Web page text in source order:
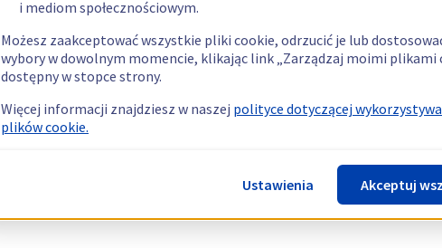
i mediom społecznościowym.
Możesz zaakceptować wszystkie pliki cookie, odrzucić je lub
wybory w dowolnym momencie, klikając link „Zarządzaj moimi plikami
dostępny w stopce strony.
Więcej informacji znajdziesz w naszej polityce dotyczącej
plików cookie.
Ustawienia Akceptuj